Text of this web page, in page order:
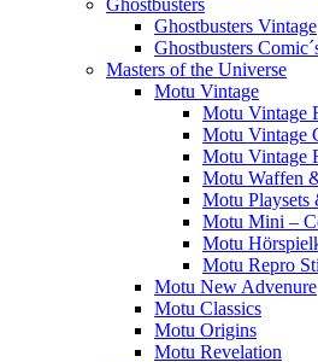
Ghostbusters Vintage
Ghostbusters
Masters of the Universe
Motu Vintage
Motu Vintage
Motu Vintage
Motu Vintage
Motu Waffen
Motu Playsets
Motu Mini –
Motu
Motu Repro
Motu New Advenure
Motu Classics
Motu Origins
Motu Revelation